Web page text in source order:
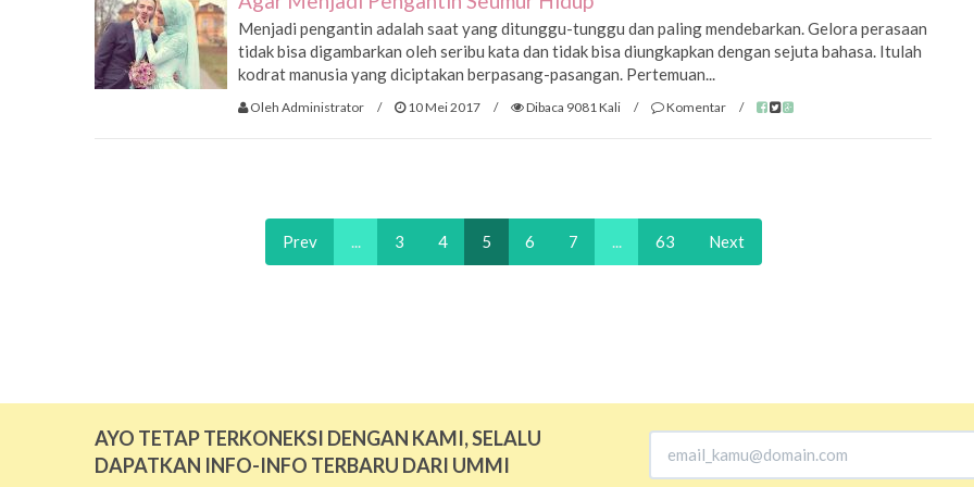
Menjadi pengantin adalah saat yang ditunggu-tunggu dan paling mendebarkan. Gelora perasaan
tidak bisa digambarkan oleh seribu kata dan tidak bisa diungkapkan dengan sejuta bahasa. Itulah
kodrat manusia yang diciptakan berpasang-pasangan. Pertemuan...
Oleh Administrator / 10 Mei 2017 / Dibaca 9081 Kali / Komentar /
Prev ... 3 4 5 6 7 ... 63 Next
AYO TETAP TERKONEKSI DENGAN KAMI, SELALU
DAPATKAN INFO-INFO TERBARU DARI UMMI